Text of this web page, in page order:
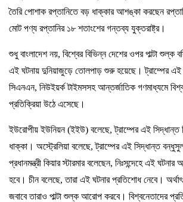
তৈরি পোশাক রপ্তানিতে বড় ধাক্কার আশঙ্কা করছেন
মোট পণ্য রপ্তানির ১৮ শতাংশের গন্তব্য যুক্তরাষ্ট্র।
শুধু বাংলাদেশ নয়, বিশ্বের বিভিন্ন দেশের ওপর পাল্টা শুল্ক
এই ঘটনায় দুনিয়াজুড়ে তোলপাড় শুরু হয়েছে। ট্রাম্পের এই
সিএনএন, নিউইয়র্ক টাইমসসহ আন্তর্জাতিক গণমাধ্যমে
প্রতিক্রিয়া উঠে এসেছে।
ইউরোপীয় ইউনিয়ন (ইইউ) বলেছে, ট্রাম্পের এই সিদ্ধান্ত
ধাক্কা। অস্ট্রেলিয়া বলেছে, ট্রাম্পের এই সিদ্ধান্ত
প্রধানমন্ত্রী কিয়ার স্টারমার বলেছেন, নিঃসন্দেহে এই
হবে। চীন বলেছে, তারা এই ঘটনার প্রতিশোধ নেবে। অর্থাৎ
জবাবে তারাও পাল্টা শুল্ক আরোপ করবে। বিশ্বনেতাদের